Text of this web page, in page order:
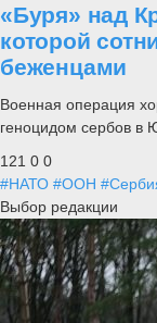
«Буря» над
которой
беженцами
Военная операция
геноцидом сербов в
121 0 0
#НАТО #ООН
Выбор редакции